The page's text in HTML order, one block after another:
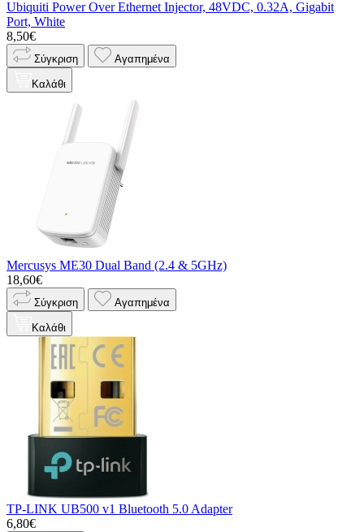
Ubiquiti Power Over Ethernet Injector, 48VDC, 0.32A, Gigabit
Port, White
8,50€
Σύγκριση Αγαπημένα
Καλάθι
Mercusys ME30 Dual Band (2.4 & 5GHz)
18,60€
Σύγκριση Αγαπημένα
Καλάθι
TP-LINK UB500 v1 Bluetooth 5.0 Adapter
6,80€